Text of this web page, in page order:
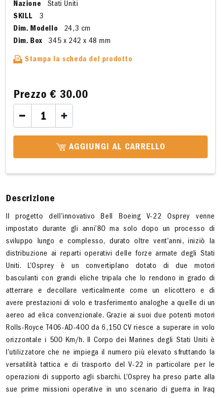
Nazione
Stati Uniti
SKILL
3
Dim. Modello
24,3 cm
Dim. Box
345 x 242 x 48 mm
Stampa la scheda del prodotto
Prezzo€ 30.00
AGGIUNGI AL CARRELLO
Descrizione
Il progetto dell’innovativo Bell Boeing V-22 Osprey venne
impostato durante gli anni’80 ma solo dopo un processo di
sviluppo lungo e complesso, durato oltre vent’anni, iniziò la
distribuzione ai reparti operativi delle forze armate degli Stati
Uniti. L’Osprey è un convertiplano dotato di due motori
basculanti con grandi eliche tripala che lo rendono in grado di
atterrare e decollare verticalmente come un elicottero e di
avere prestazioni di volo e trasferimento analoghe a quelle di un
aereo ad elica convenzionale. Grazie ai suoi due potenti motori
Rolls-Royce T406-AD-400 da 6,150 CV riesce a superare in volo
orizzontale i 500 Km/h. Il Corpo dei Marines degli Stati Uniti è
l’utilizzatore che ne impiega il numero più elevato sfruttando la
versatilità tattica e di trasporto del V-22 in particolare per le
operazioni di supporto agli sbarchi. L’Osprey ha preso parte alla
sue prime missioni operative in uno scenario di guerra in Iraq